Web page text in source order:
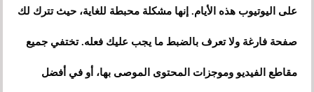
على اليوتيوب هذه الأيام. إنها مشكلة محبطة للغاية، حيث تترك لك
صفحة فارغة ولا تعرف بالضبط ما يجب عليك فعله. تختفي جميع
مقاطع الفيديو وموجزات المحتوى الموصى بها، أو في أفضل